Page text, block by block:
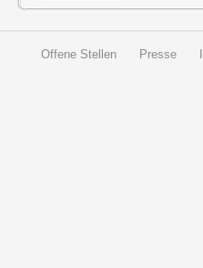
Offene Stellen Presse